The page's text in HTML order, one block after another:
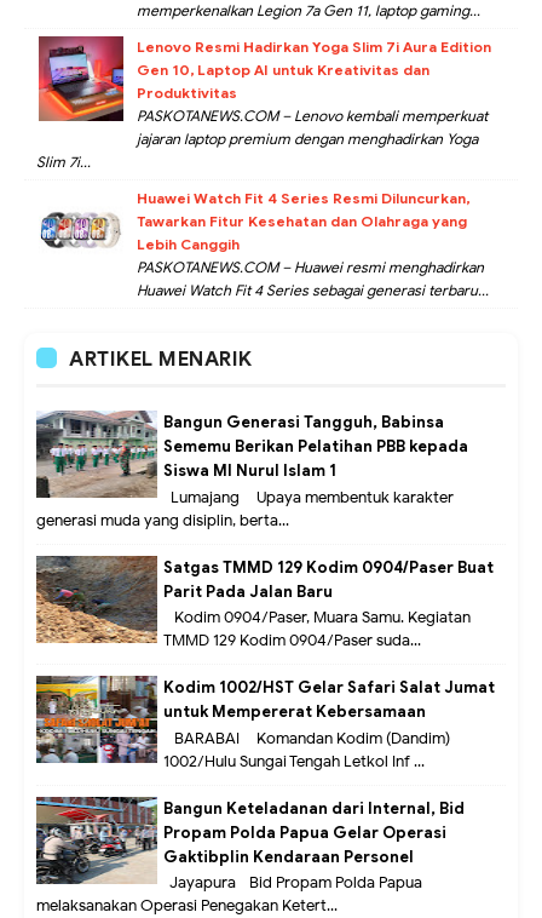
memperkenalkan Legion 7a Gen 11, laptop gaming...
Lenovo Resmi Hadirkan Yoga Slim 7i Aura Edition
Gen 10, Laptop AI untuk Kreativitas dan
Produktivitas
PASKOTANEWS.COM – Lenovo kembali memperkuat
jajaran laptop premium dengan menghadirkan Yoga
Slim 7i...
Huawei Watch Fit 4 Series Resmi Diluncurkan,
Tawarkan Fitur Kesehatan dan Olahraga yang
Lebih Canggih
PASKOTANEWS.COM – Huawei resmi menghadirkan
Huawei Watch Fit 4 Series sebagai generasi terbaru...
ARTIKEL MENARIK
Bangun Generasi Tangguh, Babinsa
Sememu Berikan Pelatihan PBB kepada
Siswa MI Nurul Islam 1
Lumajang – Upaya membentuk karakter
generasi muda yang disiplin, berta...
Satgas TMMD 129 Kodim 0904/Paser Buat
Parit Pada Jalan Baru
Kodim 0904/Paser, Muara Samu. Kegiatan
TMMD 129 Kodim 0904/Paser suda...
Kodim 1002/HST Gelar Safari Salat Jumat
untuk Mempererat Kebersamaan
BARABAI – Komandan Kodim (Dandim)
1002/Hulu Sungai Tengah Letkol Inf ...
Bangun Keteladanan dari Internal, Bid
Propam Polda Papua Gelar Operasi
Gaktibplin Kendaraan Personel
Jayapura –Bid Propam Polda Papua
melaksanakan Operasi Penegakan Ketert...